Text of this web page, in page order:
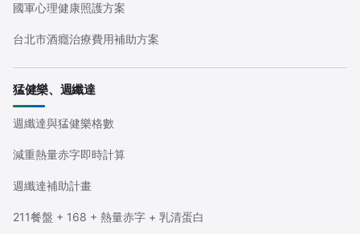
國軍心理健康照護方案
台北市酒癮治療費用補助方案
猛健樂、週纖達
週纖達與猛健樂格數
減重熱量赤字即時計算
週纖達補助計畫
211餐盤 + 168 + 熱量赤字 + 乳清蛋白